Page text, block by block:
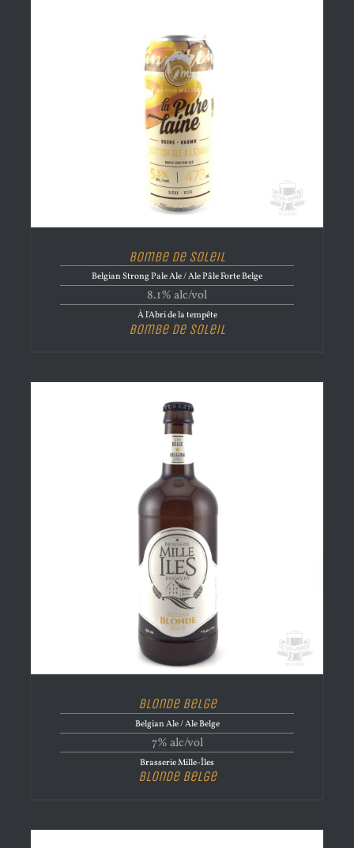
Bombe de Soleil
Belgian Strong Pale Ale / Ale Pâle Forte Belge
8.1% alc/vol
À l'Abri de la tempête
Bombe de Soleil
Blonde Belge
Belgian Ale / Ale Belge
7% alc/vol
Brasserie Mille-Îles
Blonde Belge